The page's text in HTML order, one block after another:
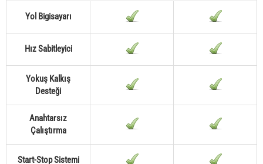
Yol Bigisayarı
Hız Sabitleyici
Yokuş Kalkış
Desteği
Anahtarsız
Çalıştırma
Start-Stop Sistemi